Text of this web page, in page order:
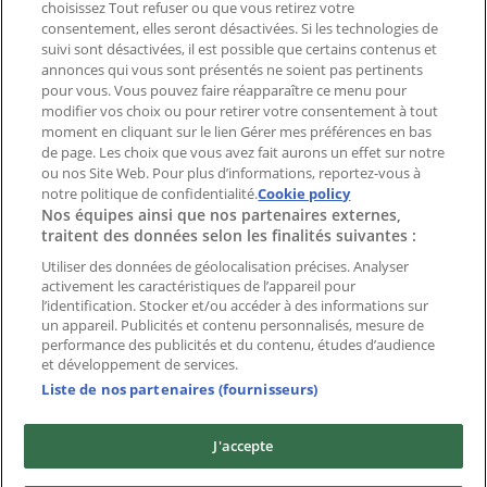
ou le site?
Index
Marques
Marques locales
Enseignes
Commerces à proximité
Produits
Produits locaux
Villes
Télécharger l'appli Tiendeo
choisissez Tout refuser ou que vous retirez votre
consentement, elles seront désactivées. Si les technologies de
suivi sont désactivées, il est possible que certains contenus et
annonces qui vous sont présentés ne soient pas pertinents
pour vous. Vous pouvez faire réapparaître ce menu pour
modifier vos choix ou pour retirer votre consentement à tout
moment en cliquant sur le lien Gérer mes préférences en bas
de page. Les choix que vous avez fait aurons un effet sur notre
ou nos Site Web. Pour plus d’informations, reportez-vous à
notre politique de confidentialité.Cookie policy
Nos équipes ainsi que nos partenaires externes,
traitent des données selon les finalités suivantes :
Utiliser des données de géolocalisation précises. Analyser
activement les caractéristiques de l’appareil pour
l’identification. Stocker et/ou accéder à des informations sur
un appareil. Publicités et contenu personnalisés, mesure de
performance des publicités et du contenu, études d’audience
et développement de services.
Liste de nos partenaires (fournisseurs)
J'accepte